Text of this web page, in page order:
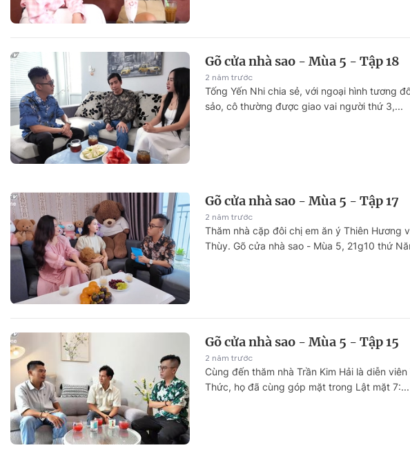
Gõ cửa nhà sao - Mùa 5 - Tập 18
2 năm trước
Tống Yến Nhi chia sẻ, với ngoại hình tương
sảo, cô thường được giao vai người thứ 3,...
Gõ cửa nhà sao - Mùa 5 - Tập 17
2 năm trước
Thăm nhà cặp đôi chị em ăn ý Thiên Hương
Thùy. Gõ cửa nhà sao - Mùa 5, 21g10 thứ
Gõ cửa nhà sao - Mùa 5 - Tập 15
2 năm trước
Cùng đến thăm nhà Trần Kim Hải là diễn viên
Thức, họ đã cùng góp mặt trong Lật mặt 7:...